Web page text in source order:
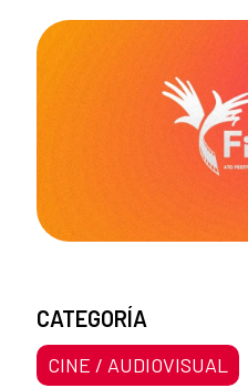
CATEGORÍA
CINE / AUDIOVISUAL